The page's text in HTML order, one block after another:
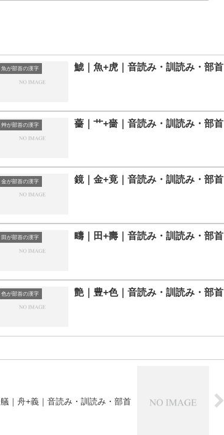
魚が部首の漢字 鯱｜魚+虎｜音読み・訓読み・部首
艸が部首の漢字 薔｜艹+嗇｜音読み・訓読み・部首
金が部首の漢字 鏡｜金+竟｜音読み・訓読み・部首
田が部首の漢字 疇｜田+壽｜音読み・訓読み・部首
色が部首の漢字 艶｜豊+色｜音読み・訓読み・部首
艤｜舟+義｜音読み・訓読み・部首